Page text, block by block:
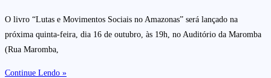
O livro “Lutas e Movimentos Sociais no Amazonas” será lançado na
próxima quinta-feira, dia 16 de outubro, às 19h, no Auditório da Maromba
(Rua Maromba,
Continue Lendo »